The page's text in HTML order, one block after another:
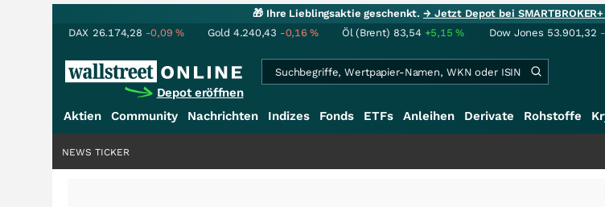
🎁 Ihre Lieblingsaktie geschenkt.→ Jetzt Depot bei
DAX 26.174,28 -0,09% Gold 4.240,43 -0,16% Öl (Brent) 83,54 +5,15% Dow Jones 53.901,32
Depot eröffnen
Aktien Community Nachrichten Indizes Fonds ETFs Anleihen Derivate Rohstoffe
NEWS TICKER